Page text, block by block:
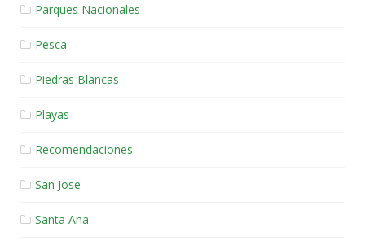
Parques Nacionales
Pesca
Piedras Blancas
Playas
Recomendaciones
San Jose
Santa Ana